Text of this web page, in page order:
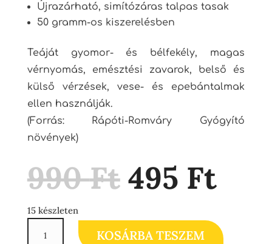
Újrazárható, simítózáras talpas tasak
50 gramm-os kiszerelésben
Teáját gyomor- és bélfekély, magas
vérnyomás, emésztési zavarok, belső és
külső vérzések, vese- és epebántalmak
ellen használják.
(Forrás: Rápóti-Romváry Gyógyító
növények)
990Ft Original
price
990 Ft.
495 Ft
15 készleten
KOSÁRBA TESZEM